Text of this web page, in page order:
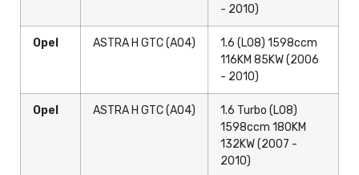
- 2010)
Opel ASTRA H GTC (A04)
1.6 (L08) 1598ccm
116KM 85KW (2006
- 2010)
Opel ASTRA H GTC (A04)
1.6 Turbo (L08)
1598ccm 180KM
132KW (2007 -
2010)